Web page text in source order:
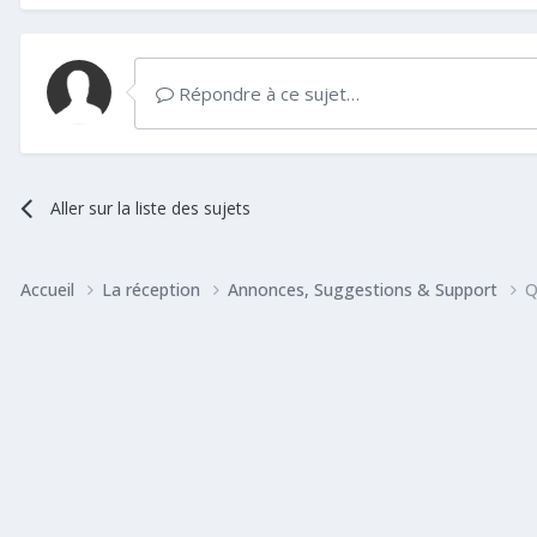
Répondre à ce sujet…
Aller sur la liste des sujets
Accueil La réception Annonces, Suggestions & Support